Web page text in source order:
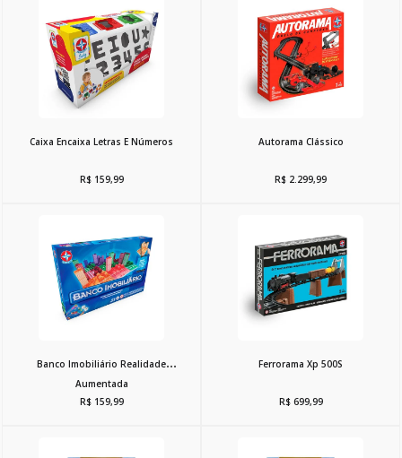
Caixa Encaixa Letras E Números
R$ 159,99
Autorama Clássico
R$ 2 299,99
Banco Imobiliário Realidade
Aumentada
R$ 159,99
Ferrorama Xp 500S
R$ 699,99
banco imobiliário
meu bebê
ponei